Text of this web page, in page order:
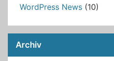
WordPress News (10)
Archiv